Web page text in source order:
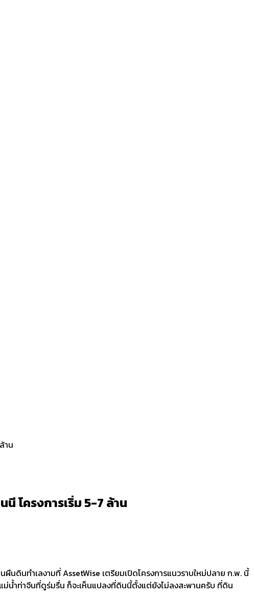
าน
โครงการเริ่ม 5-7 ล้าน
ดินทำเลงามที่ AssetWise เตรียมเปิดโครงการแนวราบใหม่ปลาย ก.พ. นี้
ม่น้ำท่าจีนที่ดูร่มรื่น ก็จะเห็นแปลงที่ดินนี้ตั้งแต่ยังไม่ลงสะพานครับ ที่ดิน